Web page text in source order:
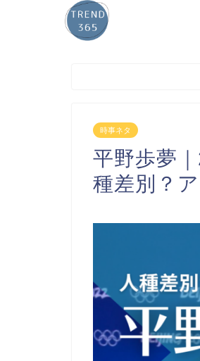
時事ネタ
平野歩夢
種差別？